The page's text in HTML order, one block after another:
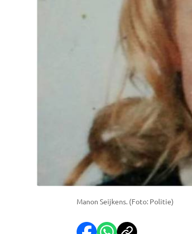
Manon Seijkens. (Foto: Politie)